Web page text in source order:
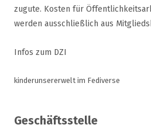
zugute. Kosten für
werden ausschließlich aus
Infos zum DZI
kinderunsererwelt im Fediverse
Geschäftsstelle